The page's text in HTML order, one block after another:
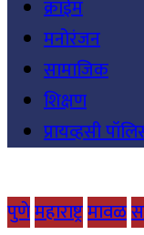
क्राईम
मनोरंजन
सामाजिक
शिक्षण
प्रायव्हसी
पुणेमहाराष्ट्रमावळ